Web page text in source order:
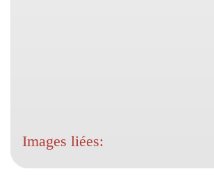
Images liées: